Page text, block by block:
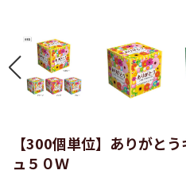
【300個単位】ありがと
ュ５０Ｗ